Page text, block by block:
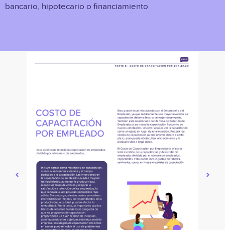
bancario, hipotecario o financiamiento